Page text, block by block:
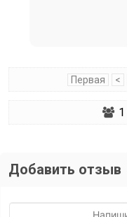
Первая <
1
Добавить отзыв